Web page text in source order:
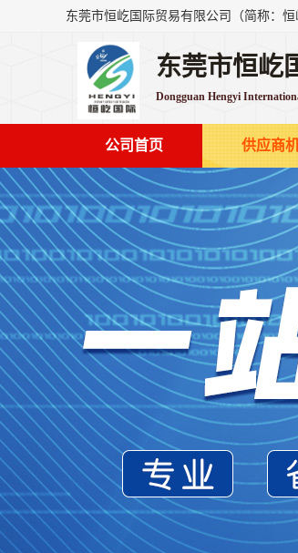
东莞市恒屹
Dongguan Hengyi
公司首页 供应商